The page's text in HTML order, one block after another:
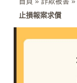
止損報案求償